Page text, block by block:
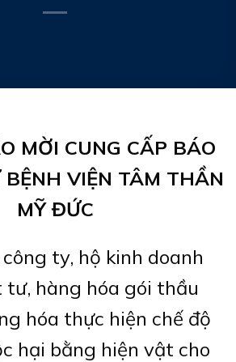
MỜI CUNG CẤP BÁO
VIỆN TÂM THẦN
MỸ ĐỨC
ty, hộ kinh doanh
tư, hàng hóa gói thầu
hóa thực hiện chế độ
hại bằng hiện vật cho